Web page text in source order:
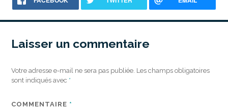
Laisser un commentaire
Votre adresse e-mail ne sera pas publiée. Les champs obligatoires
sont indiqués avec *
COMMENTAIRE *